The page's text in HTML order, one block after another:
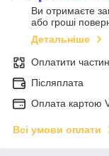
Ви отримаєте
або гроші
Детальніше
Оплатити
Післяплата
Оплата картою
Всі умови оплати